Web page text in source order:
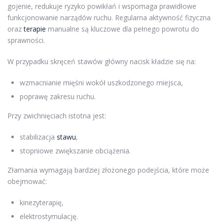
gojenie, redukuje ryzyko powikłań i wspomaga prawidłowe
funkcjonowanie narządów ruchu. Regularna aktywność fizyczna
orazterapie manualne są kluczowe dla pełnego powrotu do
sprawności.
W przypadku skręceń stawów główny nacisk kładzie się na:
wzmacnianie mięśni wokół uszkodzonego miejsca,
poprawę zakresu ruchu.
Przy zwichnięciach istotna jest:
stabilizacja stawu,
stopniowe zwiększanie obciążenia.
Złamania wymagają bardziej złożonego podejścia, które może
obejmować:
kinezyterapię,
elektrostymulację.